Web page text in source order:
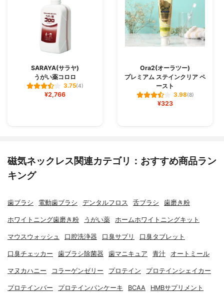
SARAYA(サラヤ)
うがい薬コロロ
3.75(4)
¥2,766
Ora2(オーラツー)
プレミアム ステインクリア ペ
ースト
3.98(8)
¥323
磁気ネックレス関連カテゴリ：おすすめ商品ラン
キング
歯ブラシ 電動歯ブラシ デンタルフロス 舌ブラシ 歯磨き粉
ホワイトニング歯磨き粉 うがい薬 ホームホワイトニングキット
マウスウォッシュ 口腔洗浄器 口臭サプリ 口臭タブレット
口臭チェッカー 歯ブラシ除菌器 歯マニキュア 青汁 オートミール
マヌカハニー コラーゲンゼリー プロテイン プロテインシェイカー
プロテインバー プロテインパンケーキ BCAA HMBサプリメント